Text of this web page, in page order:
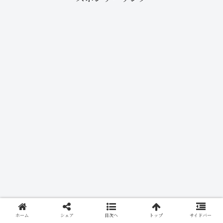
ホーム シェア 目次へ トップ サイドバー